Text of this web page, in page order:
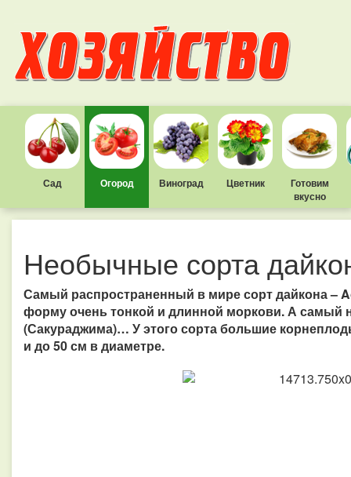
Сад Огород Виноград Цветник
Готовим
вкусно
Необычные сорта
Самый распространенный в мире сорт дайкона –
форму очень тонкой и длинной моркови. А самый
(Сакураджима)… У этого сорта большие
и до 50 см в диаметре.